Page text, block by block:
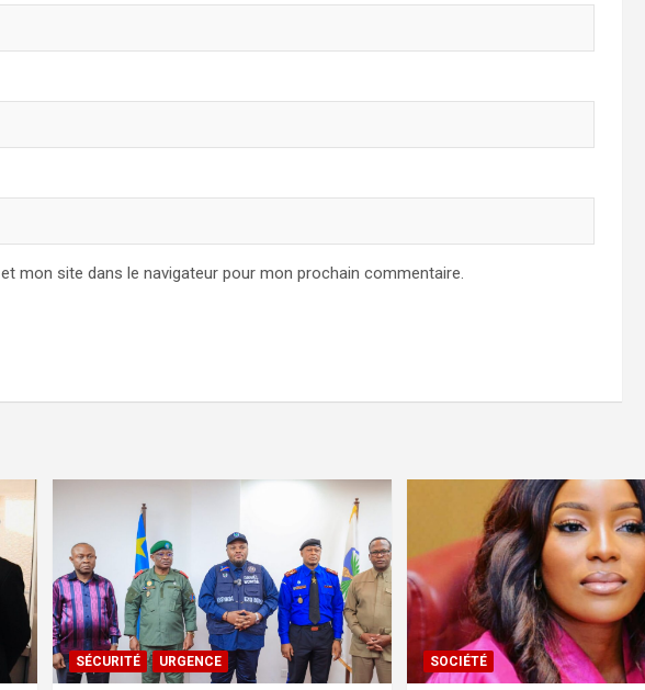
mon site dans le navigateur pour mon prochain commentaire.
SÉCURITÉ URGENCE SOCIÉTÉ